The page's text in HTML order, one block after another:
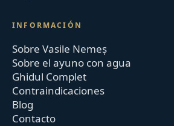
INFORMACIÓN
Sobre Vasile Nemeș
Sobre el ayuno con agua
Ghidul Complet
Contraindicaciones
Blog
Contacto